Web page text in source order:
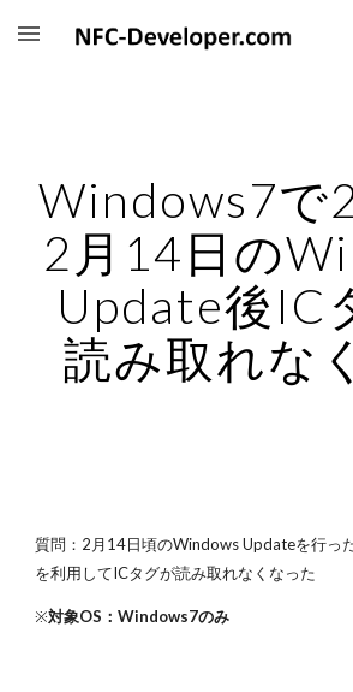
Skip to main content
Windows7で
2月14日の
Update後IC
読み取れな
質問：2月14日頃のWindows Updateを行っ
を利用してICタグが読み取れなくなった
※対象OS：Windows7のみ